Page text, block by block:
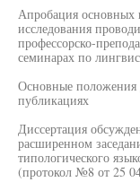
Апробация основных
исследования
профессорско-
семинарах по
Основные положения
публикациях
Диссертация
расширенном
типологического
(протокол №8 от 25